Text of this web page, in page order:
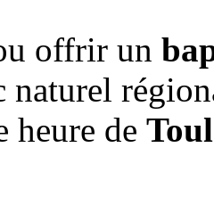
offrir un
naturel
heure de